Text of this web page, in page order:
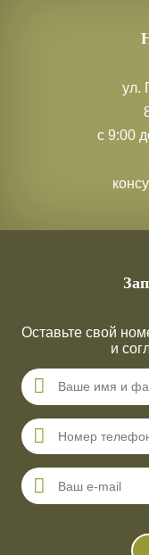
ул.
с 9:00
Оставьте свой
и